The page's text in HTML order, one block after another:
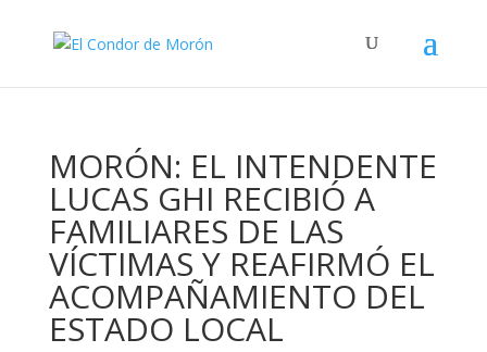
MORÓN: EL INTENDENTE
LUCAS GHI RECIBIÓ A
FAMILIARES DE LAS
VÍCTIMAS Y REAFIRMÓ EL
ACOMPAÑAMIENTO DEL
ESTADO LOCAL